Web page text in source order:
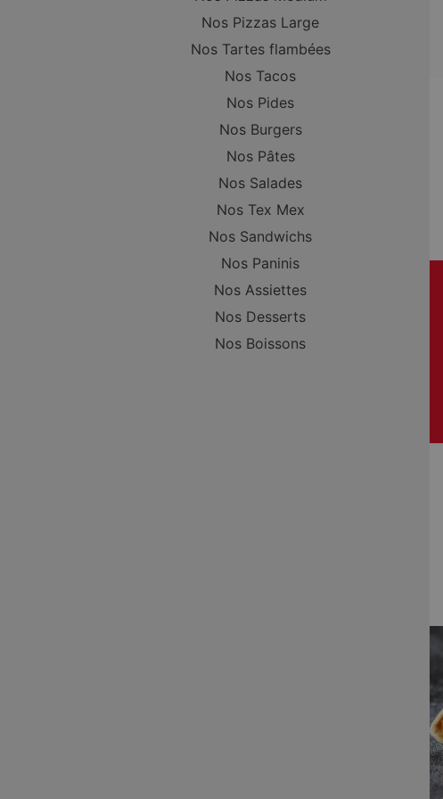
Nos Pizzas Large
Nos Tartes flambées
Nos Tacos
Nos Pides
Nos Burgers
Nos Pâtes
Nos Salades
Nos Tex Mex
Nos Sandwichs
Nos Paninis
Nos Assiettes
Nos Desserts
Nos Boissons